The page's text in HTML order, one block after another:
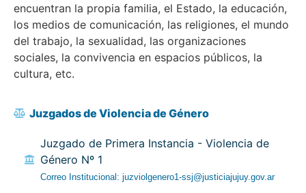
encuentran la propia familia, el Estado, la educación,
los medios de comunicación, las religiones, el mundo
del trabajo, la sexualidad, las organizaciones
sociales, la convivencia en espacios públicos, la
cultura, etc.
Juzgados de Violencia de Género
Juzgado de Primera Instancia - Violencia de
Género Nº 1
Correo Institucional: juzviolgenero1-ssj@justiciajujuy.gov.ar